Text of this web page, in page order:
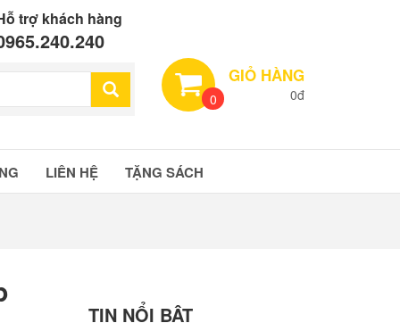
trợ khách hàng
0
GIỎ HÀNG
0đ
LIÊN HỆ TẶNG SÁCH
TIN NỔI BẬT